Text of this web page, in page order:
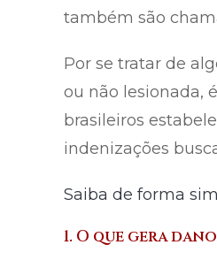
também são
Por se tratar de
ou não lesionada,
brasileiros
indenizações
Saiba de forma
1. O que gera